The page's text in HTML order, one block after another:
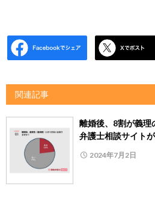
関連記事
離婚後、8割が義
弁護士相談サイト
2024年7月2日